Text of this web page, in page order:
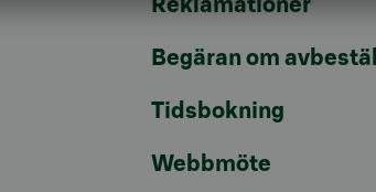
Reklamationer
Begäran om
Tidsbokning
Webbmöte